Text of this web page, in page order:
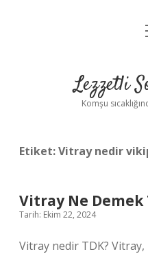
Lezzetli
Komşu
Etiket:Vitray nedir
Vitray Ne Demek
Tarih: Ekim 22, 2024
Vitray nedir TDK?